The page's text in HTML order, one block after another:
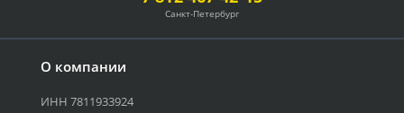
О компании
ИНН 7811933924
Санкт-Петербург